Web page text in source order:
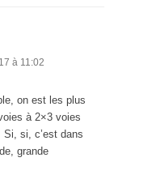
à 11:02
on est les plus
à 2×3 voies
si, c’est dans
grande